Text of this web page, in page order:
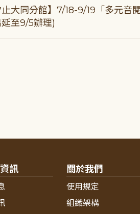
止大同分館】7/18-9/19「多元音
至9/5辦理)
訊 關於我們
使用規定
組織架構